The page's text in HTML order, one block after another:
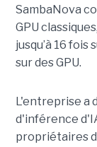
SambaNova
GPU
jusqu’à 16
sur des GPU.
L'entreprise a
d'inférence
propriétaires